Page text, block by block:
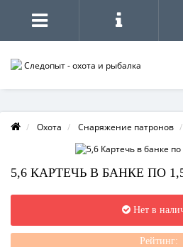
Охота Снаряжение патронов
5,6 КАРТЕЧЬ В БАНКЕ ПО
Нет в
Рейтинг: